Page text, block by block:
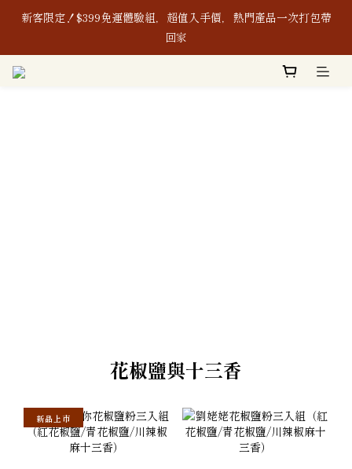
新客限定！$399免運體驗組，超值入手價，熱門產品一次打包帶
回家
新客限定！$399免運體驗組，超值入手價，熱門產品一次打包帶
回家
8/1-8/8｜消費滿$888現折$88、再贈購物金$88
花椒鹽與十三香
新品上市